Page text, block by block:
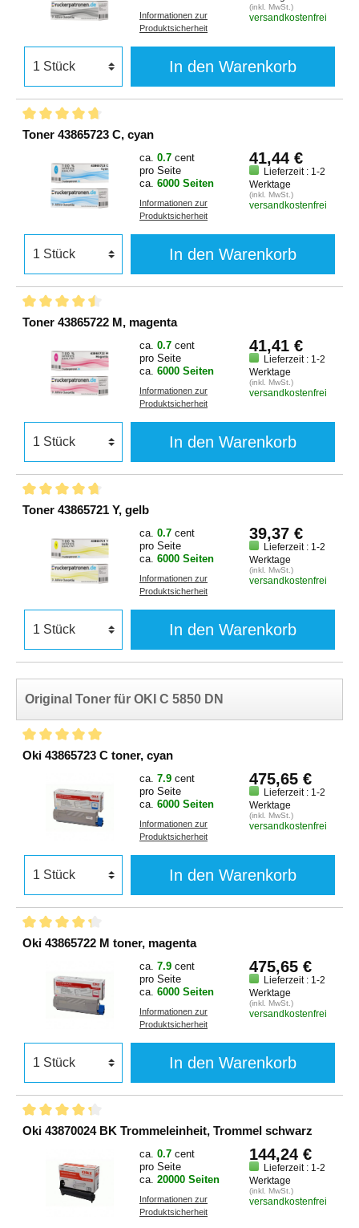
Informationen zur
Produktsicherheit
(inkl. MwSt.)
versandkostenfrei
In den Warenkorb
Toner 43865723 C, cyan
ca. 0.7 cent
pro Seite
ca. 6000 Seiten
Informationen zur
Produktsicherheit
41,44 €
Lieferzeit : 1-2
Werktage
(inkl. MwSt.)
versandkostenfrei
In den Warenkorb
Toner 43865722 M, magenta
ca. 0.7 cent
pro Seite
ca. 6000 Seiten
Informationen zur
Produktsicherheit
41,41 €
Lieferzeit : 1-2
Werktage
(inkl. MwSt.)
versandkostenfrei
In den Warenkorb
Toner 43865721 Y, gelb
ca. 0.7 cent
pro Seite
ca. 6000 Seiten
Informationen zur
Produktsicherheit
39,37 €
Lieferzeit : 1-2
Werktage
(inkl. MwSt.)
versandkostenfrei
In den Warenkorb
Original Toner für OKI C 5850 DN
Oki 43865723 C toner, cyan
ca. 7.9 cent
pro Seite
ca. 6000 Seiten
Informationen zur
Produktsicherheit
475,65 €
Lieferzeit : 1-2
Werktage
(inkl. MwSt.)
versandkostenfrei
In den Warenkorb
Oki 43865722 M toner, magenta
ca. 7.9 cent
pro Seite
ca. 6000 Seiten
Informationen zur
Produktsicherheit
475,65 €
Lieferzeit : 1-2
Werktage
(inkl. MwSt.)
versandkostenfrei
In den Warenkorb
Oki 43870024 BK Trommeleinheit, Trommel schwarz
ca. 0.7 cent
pro Seite
ca. 20000 Seiten
Informationen zur
Produktsicherheit
144,24 €
Lieferzeit : 1-2
Werktage
(inkl. MwSt.)
versandkostenfrei